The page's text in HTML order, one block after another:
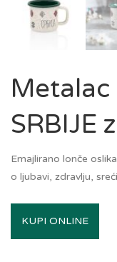
Metalac
SRBIJE
Emajlirano lonče
o ljubavi, zdravlju,
KUPI ONLINE